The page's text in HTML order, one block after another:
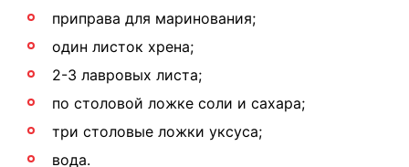
приправа для маринования;
один листок хрена;
2-3 лавровых листа;
по столовой ложке соли и сахара;
три столовые ложки уксуса;
вода.